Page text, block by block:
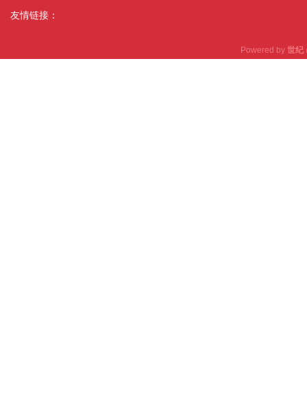
友情链接：
Powered by 世纪